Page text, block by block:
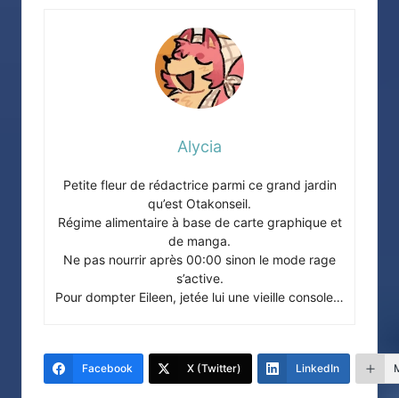
Alycia
Petite fleur de rédactrice parmi ce grand jardin
qu’est Otakonseil.
Régime alimentaire à base de carte graphique et
de manga.
Ne pas nourrir après 00:00 sinon le mode rage
s’active.
Pour dompter Eileen, jetée lui une vieille console…
Facebook X (Twitter) LinkedIn